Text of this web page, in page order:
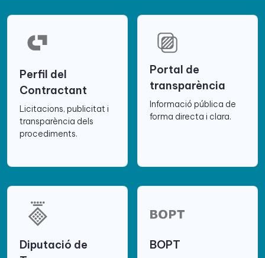
Perfil del
Contractant
Licitacions, publicitat i
transparència dels
procediments.
Portal de
transparència
Informació pública de
forma directa i clara.
Diputació de
BOPT